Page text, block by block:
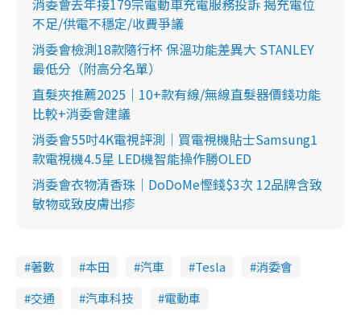
消委會去年接179宗電動車充電服務投訴 揭充電位
不足/供電不穩定/收費爭議
消委會檢測18款隨行杯 保溫功能差異大 STANLEY
最低分（附高分名單）
直髮夾推薦2025｜10+款有線/無線直髮器價錢功能
比較+消委會建議
消委會55吋4K電視評測｜買電視機貼士Samsung1
款電視機4.5星 LED機智能操作勝OLED
消委會衣物清香珠｜DoDoMe慳錢$3次 12品牌含致
敏物或致皮膚出疹
著數 本田 汽車 Tesla
消委會
交通
汽車科技 電動車